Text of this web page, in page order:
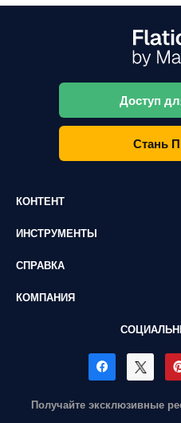
Доступ
Стань
КОНТЕНТ
ИНСТРУМЕНТЫ
СПРАВКА
КОМПАНИЯ
Получайте эксклюзивные